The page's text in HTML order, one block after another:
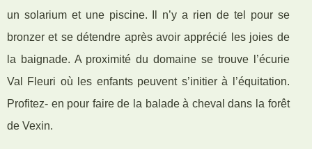
un solarium et une piscine. Il n’y a rien de tel pour se
bronzer et se détendre après avoir apprécié les joies de
la baignade. A proximité du domaine se trouve l’écurie
Val Fleuri où les enfants peuvent s’initier à l’équitation.
Profitez- en pour faire de la balade à cheval dans la forêt
de Vexin.